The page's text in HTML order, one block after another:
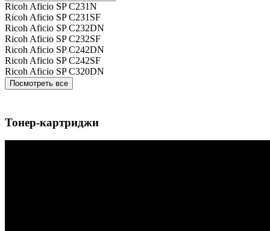
Ricoh Aficio SP C231N
Ricoh Aficio SP C231SF
Ricoh Aficio SP C232DN
Ricoh Aficio SP C232SF
Ricoh Aficio SP C242DN
Ricoh Aficio SP C242SF
Ricoh Aficio SP C320DN
Посмотреть все
Тонер-картриджи